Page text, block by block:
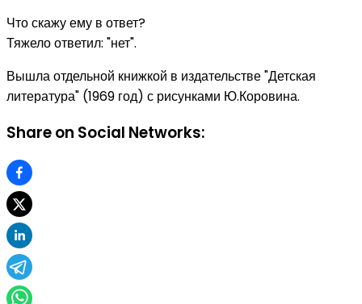
Что скажу ему в ответ?
Тяжело ответил: "нет".
Вышла отдельной книжкой в издательстве "Детская
литература" (1969 год) с рисунками Ю.Коровина.
Share on Social Networks: